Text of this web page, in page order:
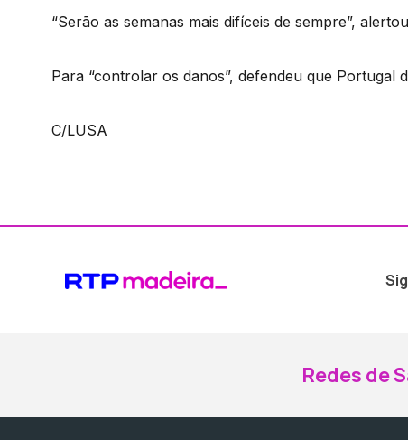
“Serão as semanas mais difíceis de sempre”,
Para “controlar os danos”, defendeu que
C/LUSA
Redes de